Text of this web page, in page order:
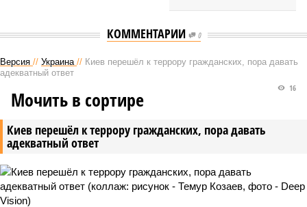
КОММЕНТАРИИ 0
Версия // Украина // Киев перешёл к террору гражданских, пора давать
адекватный ответ
Киев перешёл к террору гражданских, пора давать
адекватный ответ
16
Мочить в сортире